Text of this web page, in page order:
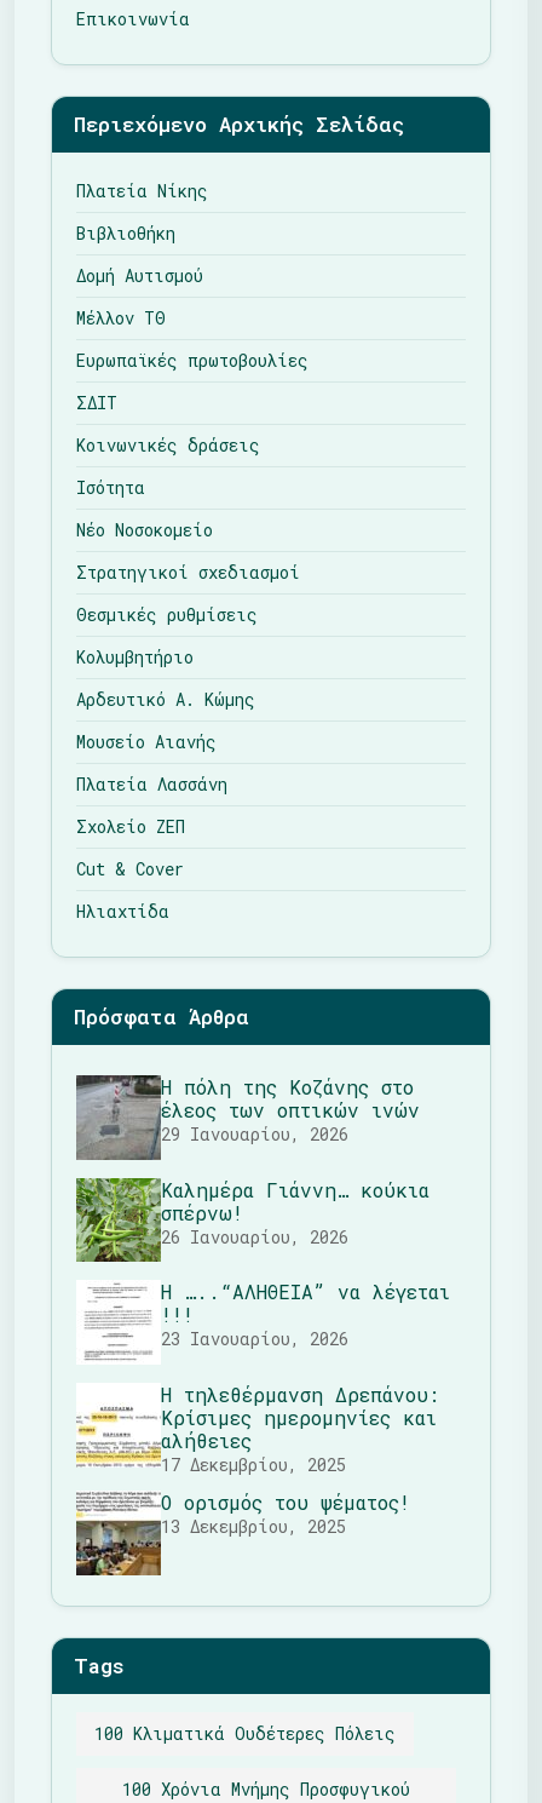
Επικοινωνία
Περιεχόμενο Αρχικής Σελίδας
Πλατεία Νίκης
Βιβλιοθήκη
Δομή Αυτισμού
Μέλλον ΤΘ
Ευρωπαϊκές πρωτοβουλίες
ΣΔΙΤ
Κοινωνικές δράσεις
Ισότητα
Νέο Νοσοκομείο
Στρατηγικοί σχεδιασμοί
Θεσμικές ρυθμίσεις
Κολυμβητήριο
Αρδευτικό Α. Κώμης
Μουσείο Αιανής
Πλατεία Λασσάνη
Σχολείο ΖΕΠ
Cut & Cover
Ηλιαχτίδα
Πρόσφατα Άρθρα
Η πόλη της Κοζάνης στο
έλεος των οπτικών ινών
29 Ιανουαρίου, 2026
Καλημέρα Γιάννη… κούκια
σπέρνω!
26 Ιανουαρίου, 2026
Η …..“ΑΛΗΘΕΙΑ” να λέγεται
!!!
23 Ιανουαρίου, 2026
Η τηλεθέρμανση Δρεπάνου:
Κρίσιμες ημερομηνίες και
αλήθειες
17 Δεκεμβρίου, 2025
Ο ορισμός του ψέματος!
13 Δεκεμβρίου, 2025
Tags
100 Κλιματικά Ουδέτερες Πόλεις
100 Χρόνια Μνήμης Προσφυγικού